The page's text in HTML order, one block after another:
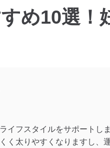
め10選！
イフスタイルをサポートし
く太りやすくなりますし、